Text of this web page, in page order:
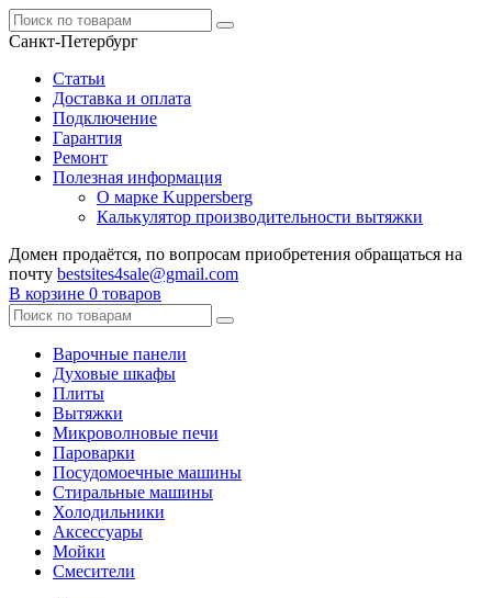
Санкт-Петербург
Статьи
Доставка и оплата
Подключение
Гарантия
Ремонт
Полезная информация
О марке Kuppersberg
Калькулятор производительности вытяжки
Домен продаётся, по вопросам приобретения обращаться на
почту bestsites4sale@gmail.com
В корзине 0 товаров
Варочные панели
Духовые шкафы
Плиты
Вытяжки
Микроволновые печи
Пароварки
Посудомоечные машины
Стиральные машины
Холодильники
Аксессуары
Мойки
Cмесители